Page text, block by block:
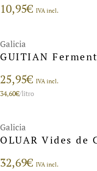
10,95€ IVA incl.
Galicia
GUITIAN
25,95€ IVA incl.
34,60€/litro
Galicia
OLUAR Vides de
32,69€ IVA incl.